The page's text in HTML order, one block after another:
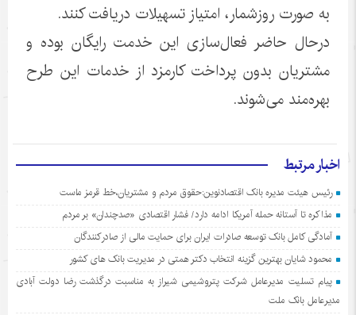
به صورت روزشمار، امتیاز تسهیلات دریافت کنند.
درحال حاضر فعال‌سازی این خدمت رایگان بوده و
مشتریان بدون پرداخت کارمزد از خدمات این طرح
بهره‌مند می‌شوند.
اخبار مرتبط
رئیس هیئت مدیره بانک اقتصادنوین:حقوق مردم و مشتریان،خط قرمز ماست
مذاکره تا آستانه حمله آمریکا ادامه دارد/ فشار اقتصادی «صدچندان» بر مردم
آمادگی کامل بانک توسعه صادرات ایران برای حمایت مالی از صادرکنندگان
محمود شایان بهترین گزینه انتخاب دکتر همتی در مدیریت بانک های کشور
پیام تسلیت مدیرعامل شرکت پتروشیمی شیراز به مناسبت درگذشت رضا دولت آبادی
مدیرعامل بانک ملت